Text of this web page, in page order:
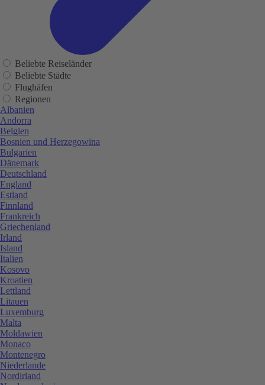
Beliebte Reiseländer
Beliebte Städte
Flughäfen
Regionen
Albanien
Andorra
Belgien
Bosnien und Herzegowina
Bulgarien
Dänemark
Deutschland
England
Estland
Finnland
Frankreich
Griechenland
Irland
Island
Italien
Kosovo
Kroatien
Lettland
Litauen
Luxemburg
Malta
Moldawien
Monaco
Montenegro
Niederlande
Nordirland